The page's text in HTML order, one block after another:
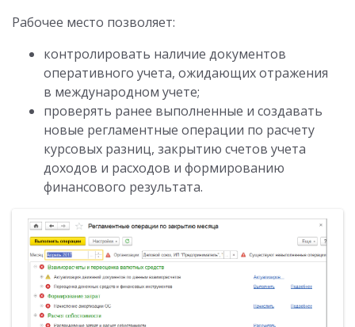
Рабочее место позволяет:
контролировать наличие документов
оперативного учета, ожидающих отражения
в международном учете;
проверять ранее выполненные и создавать
новые регламентные операции по расчету
курсовых разниц, закрытию счетов учета
доходов и расходов и формированию
финансового результата.